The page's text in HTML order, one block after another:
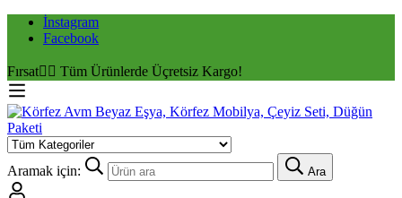
İnstagram
Facebook
Fırsat✌🏼 Tüm Ürünlerde Üçretsiz Kargo!
Aramak için: Ara